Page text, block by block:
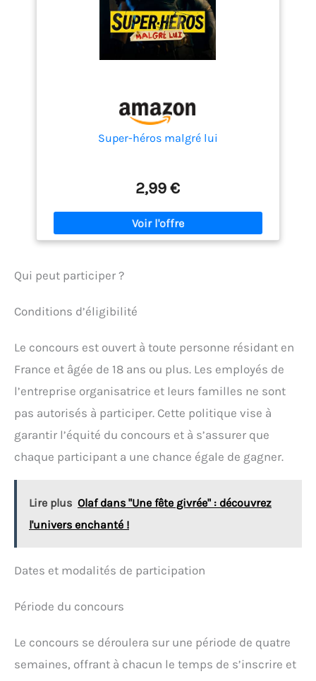
Super-héros malgré lui
2,99 €
Qui peut participer ?
Conditions d’éligibilité
Le concours est ouvert à toute personne résidant en
France et âgée de 18 ans ou plus. Les employés de
l’entreprise organisatrice et leurs familles ne sont
pas autorisés à participer. Cette politique vise à
garantir l’équité du concours et à s’assurer que
chaque participant a une chance égale de gagner.
Lire plus Olaf dans "Une fête givrée" : découvrez
l'univers enchanté !
Dates et modalités de participation
Période du concours
Le concours se déroulera sur une période de quatre
semaines, offrant à chacun le temps de s’inscrire et